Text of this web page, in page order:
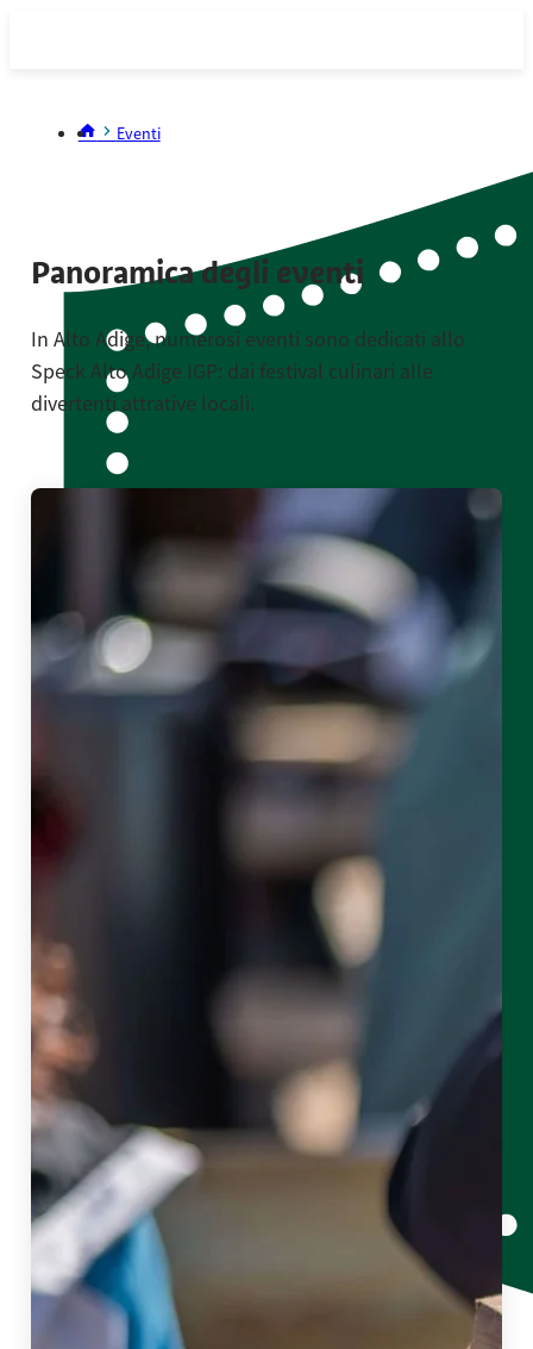
Eventi
Panoramica degli eventi
In Alto Adige, numerosi eventi sono dedicati allo
Speck Alto Adige IGP: dai festival culinari alle
divertenti attrative locali.